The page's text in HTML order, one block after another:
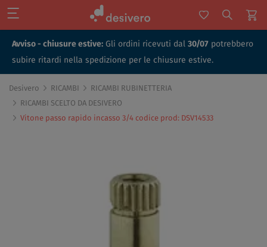
Avviso - chiusure estive: Gli ordini ricevuti dal 30/07 potrebbero
subire ritardi nella spedizione per le chiusure estive.
Desivero RICAMBI
RICAMBI RUBINETTERIA
RICAMBI SCELTO DA DESIVERO
Vitone passo rapido incasso 3/4 codice prod: DSV14533